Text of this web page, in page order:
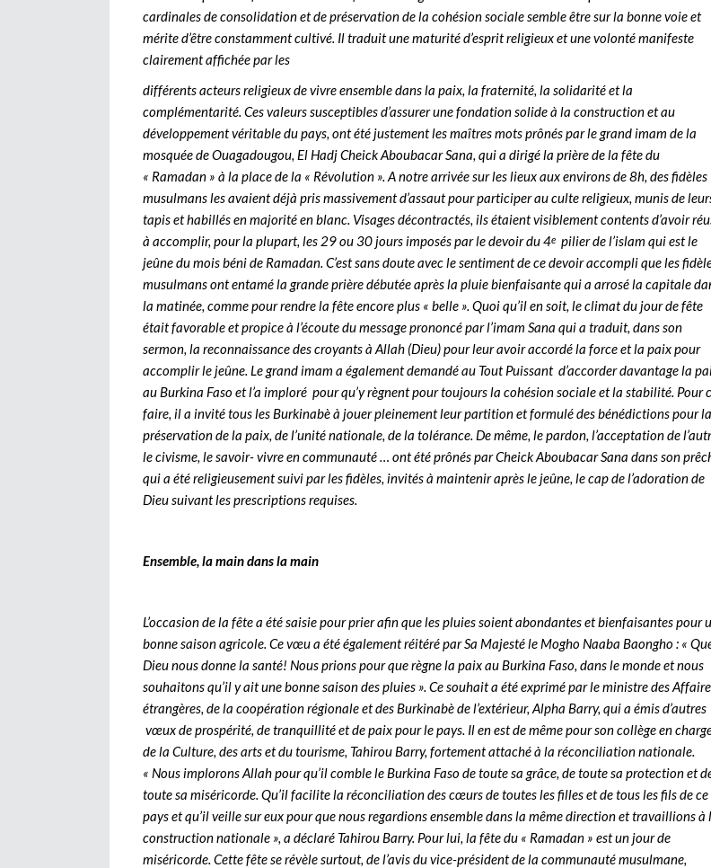
cardinales de consolidation et de préservation de la cohésion sociale semble être sur la bonne voie et
mérite d’être constamment cultivé. Il traduit une maturité d’esprit religieux et une volonté manifeste
clairement affichée par les
différents acteurs religieux de vivre ensemble dans la paix, la fraternité, la solidarité et la
complémentarité. Ces valeurs susceptibles d’assurer une fondation solide à la construction et au
développement véritable du pays, ont été justement les maîtres mots prônés par le grand imam de la
mosquée de Ouagadougou, El Hadj Cheick Aboubacar Sana, qui a dirigé la prière de la fête du
« Ramadan » à la place de la « Révolution ». A notre arrivée sur les lieux aux environs de 8h, des fidèles
musulmans les avaient déjà pris massivement d’assaut pour participer au culte religieux, munis de
tapis et habillés en majorité en blanc. Visages décontractés, ils étaient visiblement contents d’avoir
à accomplir, pour la plupart, les 29 ou 30 jours imposés par le devoir du 4e pilier de l’islam qui est le
jeûne du mois béni de Ramadan. C’est sans doute avec le sentiment de ce devoir accompli que les
musulmans ont entamé la grande prière débutée après la pluie bienfaisante qui a arrosé la capitale
la matinée, comme pour rendre la fête encore plus « belle ». Quoi qu’il en soit, le climat du jour de fête
était favorable et propice à l’écoute du message prononcé par l’imam Sana qui a traduit, dans son
sermon, la reconnaissance des croyants à Allah (Dieu) pour leur avoir accordé la force et la paix pour
accomplir le jeûne. Le grand imam a également demandé au Tout Puissant d’accorder davantage la
au Burkina Faso et l’a imploré pour qu’y règnent pour toujours la cohésion sociale et la stabilité. Pour
faire, il a invité tous les Burkinabè à jouer pleinement leur partition et formulé des bénédictions pour la
préservation de la paix, de l’unité nationale, de la tolérance. De même, le pardon, l’acceptation de
le civisme, le savoir- vivre en communauté … ont été prônés par Cheick Aboubacar Sana dans son
qui a été religieusement suivi par les fidèles, invités à maintenir après le jeûne, le cap de l’adoration de
Dieu suivant les prescriptions requises.
Ensemble, la main dans la main
L’occasion de la fête a été saisie pour prier afin que les pluies soient abondantes et bienfaisantes pour
bonne saison agricole. Ce vœu a été également réitéré par Sa Majesté le Mogho Naaba Baongho : «
Dieu nous donne la santé! Nous prions pour que règne la paix au Burkina Faso, dans le monde et nous
souhaitons qu’il y ait une bonne saison des pluies ». Ce souhait a été exprimé par le ministre des
étrangères, de la coopération régionale et des Burkinabè de l’extérieur, Alpha Barry, qui a émis d’autres
vœux de prospérité, de tranquillité et de paix pour le pays. Il en est de même pour son collège en
de la Culture, des arts et du tourisme, Tahirou Barry, fortement attaché à la réconciliation nationale.
« Nous implorons Allah pour qu’il comble le Burkina Faso de toute sa grâce, de toute sa protection et
toute sa miséricorde. Qu’il facilite la réconciliation des cœurs de toutes les filles et de tous les fils de ce
pays et qu’il veille sur eux pour que nous regardions ensemble dans la même direction et travaillions à
construction nationale », a déclaré Tahirou Barry. Pour lui, la fête du « Ramadan » est un jour de
miséricorde. Cette fête se révèle surtout, de l’avis du vice-président de la communauté musulmane,